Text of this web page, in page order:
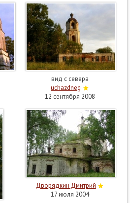
вид с севера
uchazdneg
12 сентября 2008
Дворядкин Дмитрий
17 июля 2004